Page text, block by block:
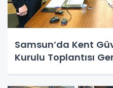
Samsun’da Kent
Kurulu Toplantısı